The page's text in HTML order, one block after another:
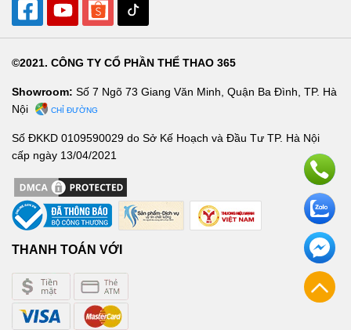
©2021. CÔNG TY CỔ PHẦN THỂ THAO 365
Showroom: Số 7 Ngõ 73 Giang Văn Minh, Quận Ba Đình, TP. Hà
Nội
CHỈ ĐƯỜNG
Số ĐKKD 0109590029 do Sở Kế Hoạch và Đầu Tư TP. Hà Nội
cấp ngày 13/04/2021
THANH TOÁN VỚI